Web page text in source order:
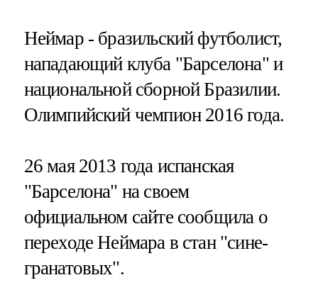
Неймар - бразильский футболист,
нападающий клуба "Барселона" и
национальной сборной Бразилии.
Олимпийский чемпион 2016 года.
26 мая 2013 года испанская
"Барселона" на своем
официальном сайте сообщила о
переходе Неймара в стан "сине-
гранатовых".